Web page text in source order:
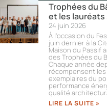
Trophées du
et les
24 juin 2026
À l’occasion du
juin dernier à la
Maison du Passif
des Trophées du
Chaque année
récompensent
exemplaires du
performance
qualité
LIRE LA SUITE »